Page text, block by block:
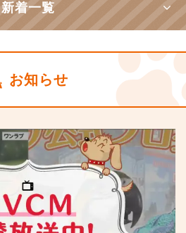
新着一覧
お知らせ